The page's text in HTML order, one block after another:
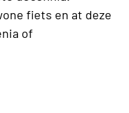
fiets en at deze
of